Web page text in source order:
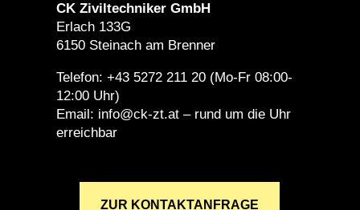
CK Ziviltechniker GmbH
Erlach 133G
6150 Steinach am Brenner
Telefon: +43 5272 211 20 (Mo-Fr 08:00-
12:00 Uhr)
Email: info@ck-zt.at – rund um die Uhr
erreichbar
ZUR KONTAKTANFRAGE